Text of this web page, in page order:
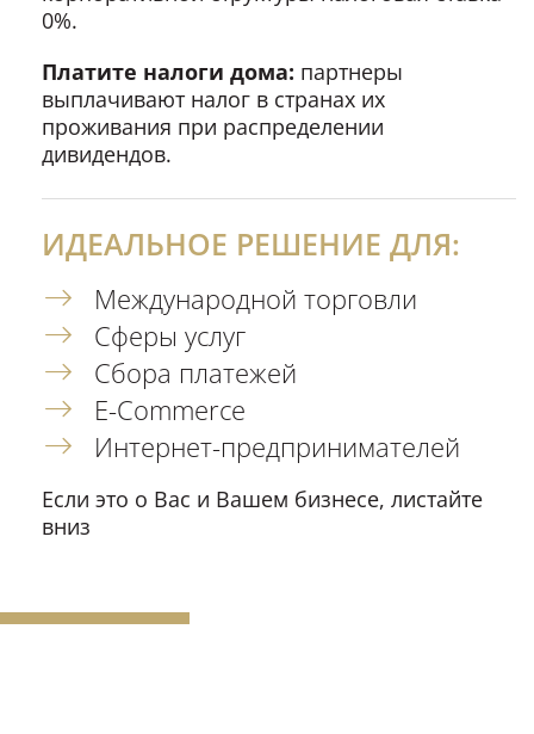
0%.
Платите налоги дома: партнеры
выплачивают налог в странах их
проживания при распределении
дивидендов.
ИДЕАЛЬНОЕ РЕШЕНИЕ ДЛЯ:
Международной торговли
Сферы услуг
Сбора платежей
E-Commerce
Интернет-предпринимателей
Если это о Вас и Вашем бизнесе, листайте
вниз